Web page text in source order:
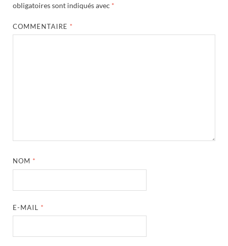
obligatoires sont indiqués avec *
COMMENTAIRE *
NOM *
E-MAIL *